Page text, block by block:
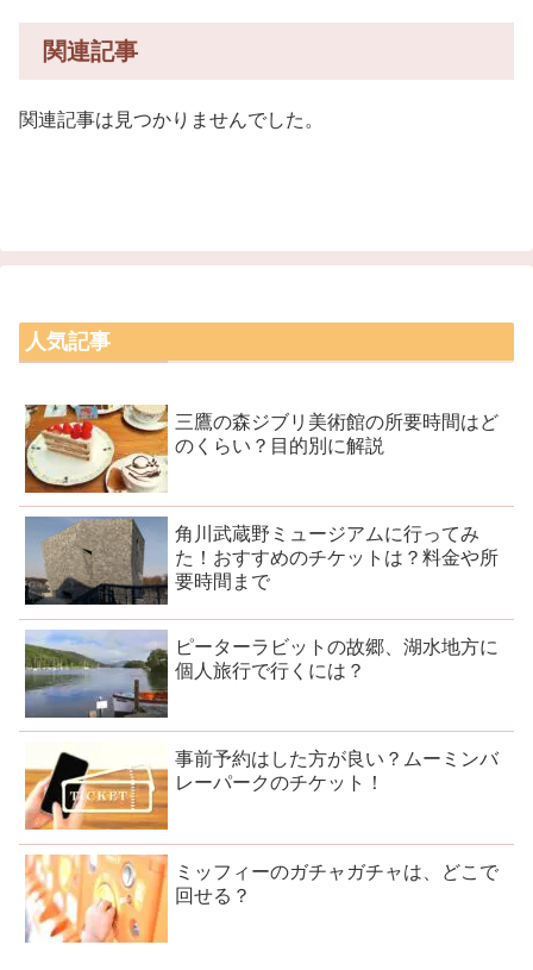
関連記事
関連記事は見つかりませんでした。
人気記事
三鷹の森ジブリ美術館の所要時間はど
のくらい？目的別に解説
角川武蔵野ミュージアムに行ってみ
た！おすすめのチケットは？料金や所
要時間まで
ピーターラビットの故郷、湖水地方に
個人旅行で行くには？
事前予約はした方が良い？ムーミンバ
レーパークのチケット！
ミッフィーのガチャガチャは、どこで
回せる？